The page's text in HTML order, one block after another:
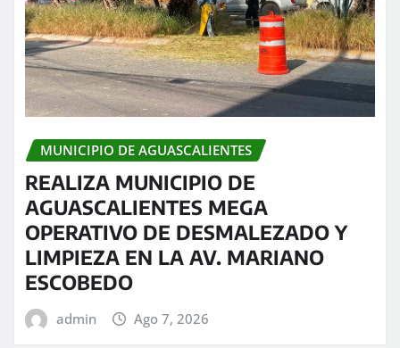
MUNICIPIO DE AGUASCALIENTES
REALIZA MUNICIPIO DE
AGUASCALIENTES MEGA
OPERATIVO DE DESMALEZADO Y
LIMPIEZA EN LA AV. MARIANO
ESCOBEDO
admin Ago 7, 2026